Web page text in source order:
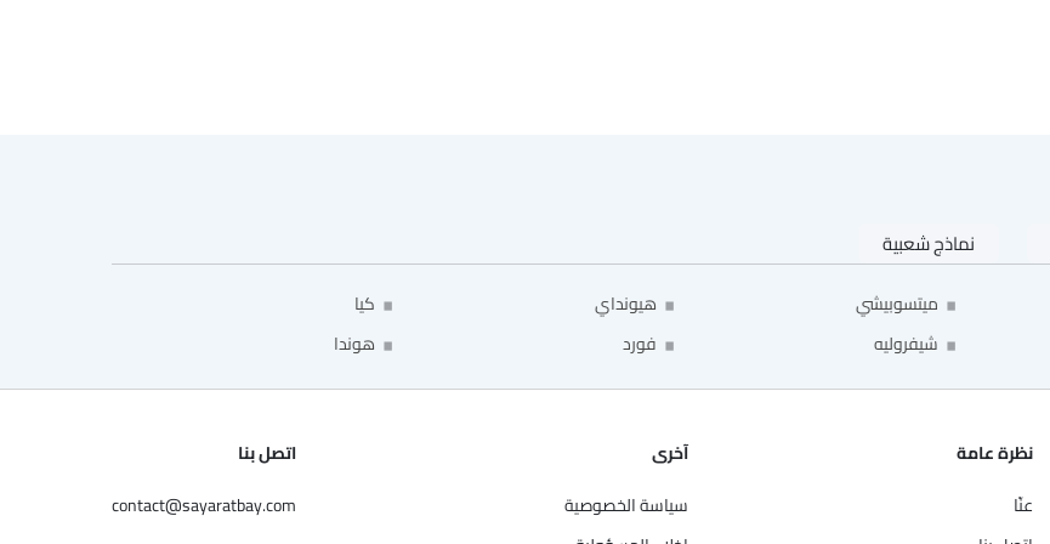
نماذج شعبية
ميتسوبيشي هيونداي
كيا
شيفروليه فورد هوندا
نظرة عامة
عنّا
آخرى
سياسة الخصوصية
اتصل بنا
contact@sayaratbay.com